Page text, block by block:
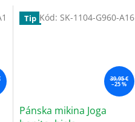
Tip
39,95 €
–25 %
Pánska mikina Joga
Kód: SK-1104-G960-A16